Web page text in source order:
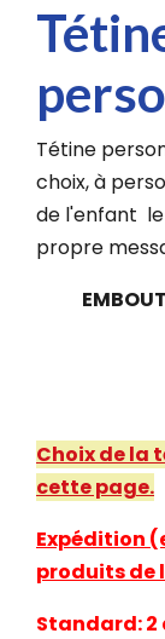
Tétine
choix, à
de l'enfant
propre
Choix de la
cette page.
Expédition
produits de
Standard: 2